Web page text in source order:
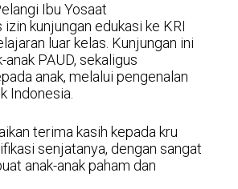
Ibu Yosaat
kunjungan edukasi ke KRI
luar kelas. Kunjungan ini
PAUD, sekaligus
anak, melalui pengenalan
Indonesia.
terima kasih kepada kru
senjatanya, dengan sangat
anak-anak paham dan